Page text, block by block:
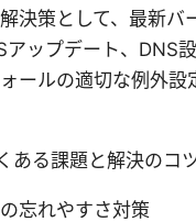
決策として、最新バ
アップデート、DNS
ールの適切な例外設
ある課題と解決のコ
忘れやすさ対策